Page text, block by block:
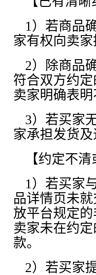
1）若商品
家有权向卖
2）除商品
符合双方约
卖家明确表
3）若买家
家承担发货
【约定不
1）若买家
品详情页未
放平台规定
卖家未在约
款。
2）若买家